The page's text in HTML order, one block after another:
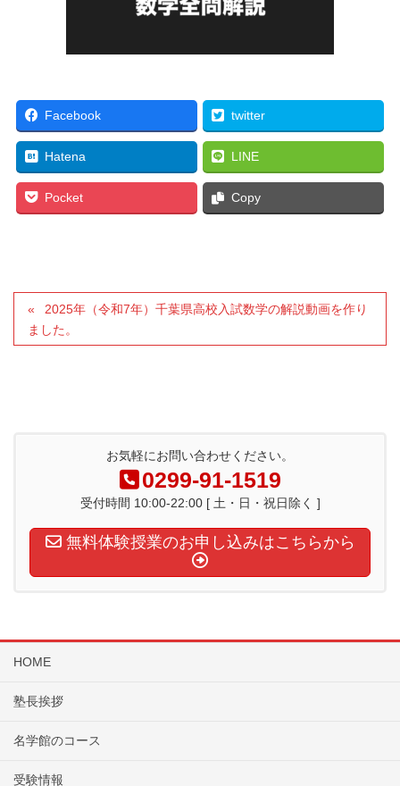
Facebook twitter
Hatena LINE
Pocket Copy
2025年（令和7年）千葉県高校入試数学の解説動画を作り
ました。
お気軽にお問い合わせください。
0299-91-1519
受付時間 10:00-22:00 [ 土・日・祝日除く ]
無料体験授業のお申し込みはこちらから
HOME
塾長挨拶
名学館のコース
受験情報